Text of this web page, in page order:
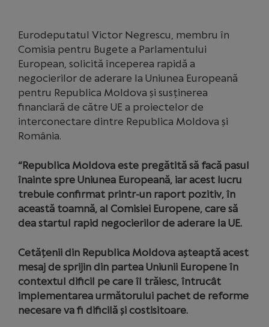
Eurodeputatul Victor Negrescu, membru în
Comisia pentru Bugete a Parlamentului
European, solicită începerea rapidă a
negocierilor de aderare la Uniunea Europeană
pentru Republica Moldova și susținerea
financiară de către UE a proiectelor de
interconectare dintre Republica Moldova și
România.
“Republica Moldova este pregătită să facă pasul
înainte spre Uniunea Europeană, iar acest lucru
trebuie confirmat printr-un raport pozitiv, în
această toamnă, al Comisiei Europene, care să
dea startul rapid negocierilor de aderare la UE.
Cetățenii din Republica Moldova așteaptă acest
mesaj de sprijin din partea Uniunii Europene în
contextul dificil pe care îl trăiesc, întrucât
implementarea următorului pachet de reforme
necesare va fi dificilă și costisitoare.